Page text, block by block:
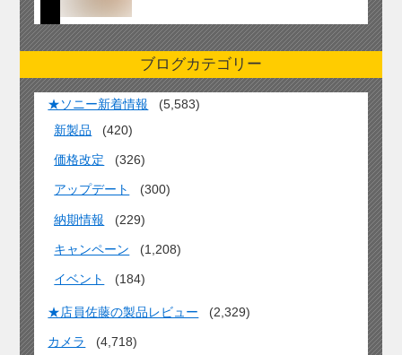
ブログカテゴリー
★ソニー新着情報
(5,583)
新製品
(420)
価格改定 (326)
アップデート (300)
納期情報 (229)
キャンペーン (1,208)
イベント (184)
★店員佐藤の製品レビュー (2,329)
カメラ
(4,718)